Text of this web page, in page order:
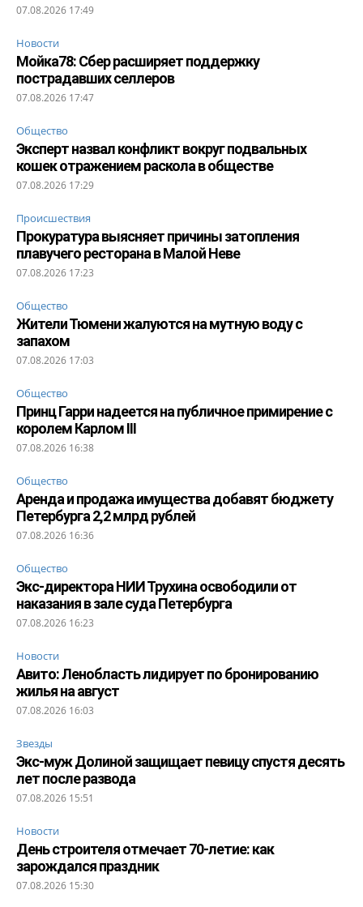
07.08.2026 17:49
Новости
Мойка78: Сбер расширяет поддержку
пострадавших селлеров
07.08.2026 17:47
Общество
Эксперт назвал конфликт вокруг подвальных
кошек отражением раскола в обществе
07.08.2026 17:29
Происшествия
Прокуратура выясняет причины затопления
плавучего ресторана в Малой Неве
07.08.2026 17:23
Общество
Жители Тюмени жалуются на мутную воду с
запахом
07.08.2026 17:03
Общество
Принц Гарри надеется на публичное примирение с
королем Карлом III
07.08.2026 16:38
Общество
Аренда и продажа имущества добавят бюджету
Петербурга 2,2 млрд рублей
07.08.2026 16:36
Общество
Экс-директора НИИ Трухина освободили от
наказания в зале суда Петербурга
07.08.2026 16:23
Новости
Авито: Ленобласть лидирует по бронированию
жилья на август
07.08.2026 16:03
Звезды
Экс-муж Долиной защищает певицу спустя десять
лет после развода
07.08.2026 15:51
Новости
День строителя отмечает 70-летие: как
зарождался праздник
07.08.2026 15:30